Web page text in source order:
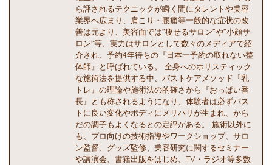
ら評されるテクニックが瞬く間にタレントや美容
業界へ広まり、肩こり・腰痛等一般的な症状の改
善は元より、美容面では”痩せるサロン”や”小顔サ
ロン”等、実力はサロンとして数々のメディアで紹
介され、予約4年待ちの『日本一予約の取れない整
体師』と呼ばれている。 全身へのホリスティック
な施術法を提供する中、バストケアメソッド『乳
トレ』の理論や施術法の的確さから『おっぱい番
長』とも称されるようになり、体験者は必ずバス
トに良い変化やボディにメリハリが生まれ、から
だの調子もよくなるとの定評がある。 施術以外に
も、プロ向けの技術指導やワークショップ、サロ
ン監督、グッズ監修、美容研究に関するセミナー
や講演会、書籍出版をはじめ、TV・ラジオ等多数